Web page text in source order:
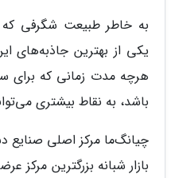
به خاطر طبیعت شگرفی که
یکی از بهترین جاذبه‌های
هرچه مدت زمانی که برای
باشد، به نقاط بیشتری
چیانگ‌ما مرکز اصلی صنایع
بازار شبانه بزرگترین مرکز